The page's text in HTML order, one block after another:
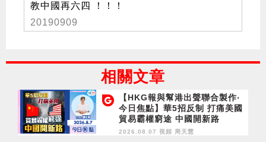
教中國再六四 ！！！
20190909
相關文章
【HKG報與幫港出聲聯合製作‧
今日焦點】華5招反制 打痛美國
貿易霸權窮途 中國開新路
2026.08.07 視頻 周天慧